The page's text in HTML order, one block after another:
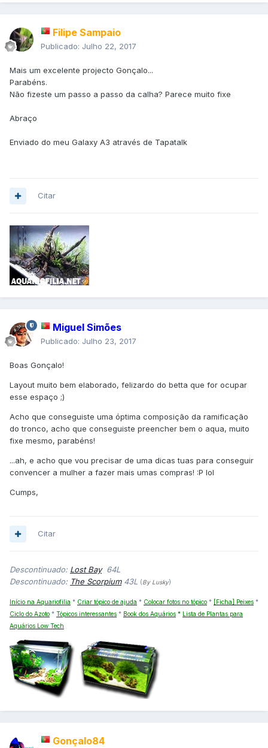
Filipe Sampaio
Publicado: Julho 22, 2017
Mais um excelente projecto Gonçalo...
Parabéns.
Não fizeste um passo a passo da calha? Parece muito fixe
Abraço
Enviado do meu Galaxy A3 através de Tapatalk
Citar
Miguel Simões
Publicado: Julho 23, 2017
Boas Gonçalo!
Layout muito bem elaborado, felizardo do betta que for ocupar
esse espaço ;)
Acho que conseguiste uma óptima composição da ramificação
do tronco, acho que conseguiste preencher bem o aqua, muito
fixe mesmo, parabéns!
...ah, e acho que vou precisar de uma dicas tuas para conseguir
convencer a mulher a fazer mais umas compras! :P lol
Cumps,
Citar
Descontinuado: Lost Bay64L
Descontinuado: The Scorpium43L (By Lusky)
Início na Aquariofilia * Criar tópico de ajuda * Colocar fotos no tópico * [Ficha] Peixes *
Ciclo do Azoto * Tópicos interessantes * Book dos Aquários * Lista de Plantas para
Aquários Low Tech
Gonçalo84